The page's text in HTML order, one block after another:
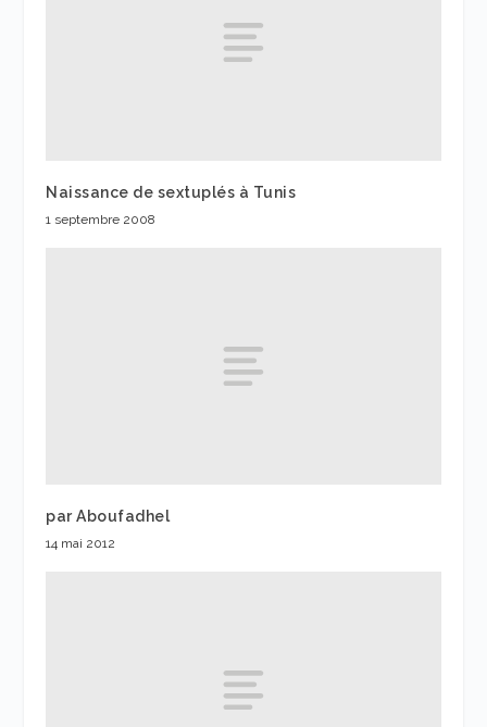
Naissance de sextuplés à Tunis
1 septembre 2008
par Aboufadhel
14 mai 2012